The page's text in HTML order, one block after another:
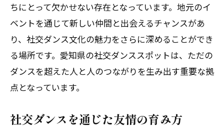
ちにとって欠かせない存在となっています。地元のイ
ベントを通じて新しい仲間と出会えるチャンスがあ
り、社交ダンス文化の魅力をさらに深めることができ
る場所です。愛知県の社交ダンススポットは、ただの
ダンスを超えた人と人のつながりを生み出す重要な拠
点となっています。
社交ダンスを通じた友情の育み方